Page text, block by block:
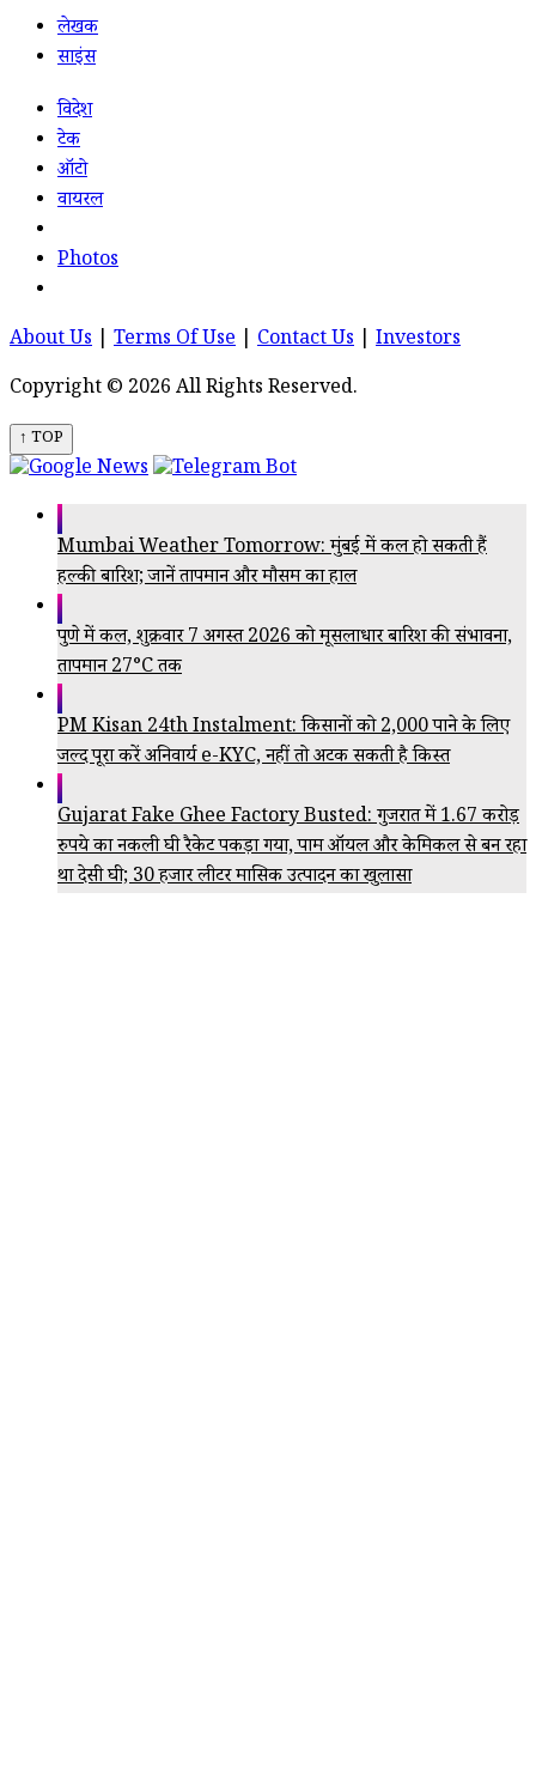
लेखक
साइंस
विदेश
टेक
ऑटो
वायरल
Photos
About Us Terms Of Use Contact Us
Investors
Copyright © 2026 All Rights Reserved.
↑ TOP
Mumbai Weather Tomorrow: मुंबई में कल हो सकती हैं
हल्की बारिश; जानें तापमान और मौसम का हाल
पुणे में कल, शुक्रवार 7 अगस्त 2026 को मूसलाधार बारिश की संभावना,
तापमान 27°C तक
PM Kisan 24th Instalment: किसानों को ₹2,000 पाने के लिए
जल्द पूरा करें अनिवार्य e-KYC, नहीं तो अटक सकती है किस्त
Gujarat Fake Ghee Factory Busted: गुजरात में 1.67 करोड़
रुपये का नकली घी रैकेट पकड़ा गया, पाम ऑयल और केमिकल से बन रहा
था देसी घी; 30 हजार लीटर मासिक उत्पादन का खुलासा